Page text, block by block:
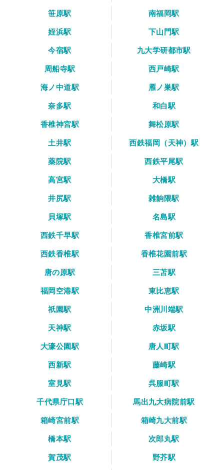
笹原駅
南福岡駅
姪浜駅
下山門駅
今宿駅
九大学研都市駅
周船寺駅
西戸崎駅
海ノ中道駅
雁ノ巣駅
奈多駅
和白駅
香椎神宮駅
舞松原駅
土井駅
西鉄福岡（天神）駅
薬院駅
西鉄平尾駅
高宮駅
大橋駅
井尻駅
雑餉隈駅
貝塚駅
名島駅
西鉄千早駅
香椎宮前駅
西鉄香椎駅
香椎花園前駅
唐の原駅
三苫駅
福岡空港駅
東比恵駅
祇園駅
中洲川端駅
天神駅
赤坂駅
大濠公園駅
唐人町駅
西新駅
藤崎駅
室見駅
呉服町駅
千代県庁口駅
馬出九大病院前駅
箱崎宮前駅
箱崎九大前駅
橋本駅
次郎丸駅
賀茂駅
野芥駅